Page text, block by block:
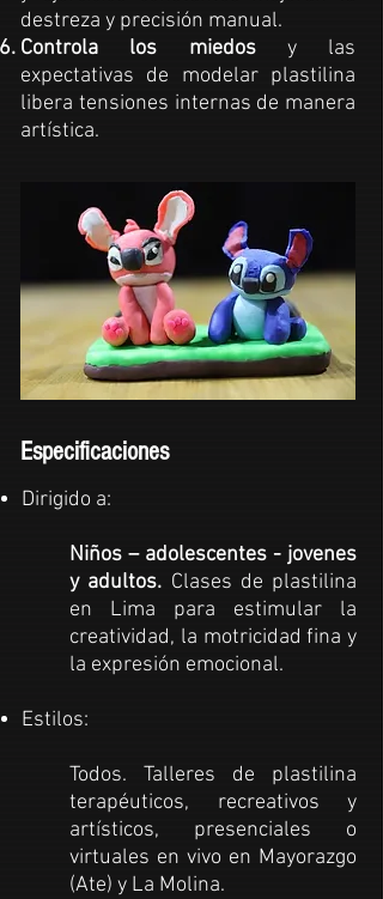
destreza y precisión manual.
Controla los miedosy las
expectativas de modelar plastilina
libera tensiones internas de manera
artística.
Especificaciones
Dirigido a:
Niños – adolescentes - jovenes
y adultos. Clases de plastilina
en Lima para estimular la
creatividad, la motricidad fina y
la expresión emocional.
Estilos:
Todos. Talleres de plastilina
terapéuticos, recreativos y
artísticos, presenciales o
virtuales en vivo en Mayorazgo
(Ate) y La Molina.